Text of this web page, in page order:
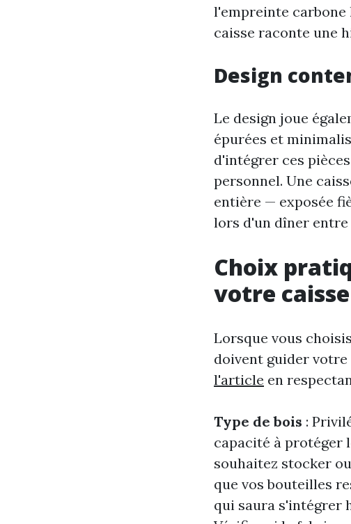
l'empreinte carbone
caisse raconte une
Design
Le design joue
épurées et
d'intégrer ces
personnel. Une
entière — exposée
lors d'un dîner entre
Choix
votre
Lorsque vous
doivent guider
l'article en
Type de bois :
capacité à protéger
souhaitez stocker
que vos bouteilles
qui saura s'intégrer